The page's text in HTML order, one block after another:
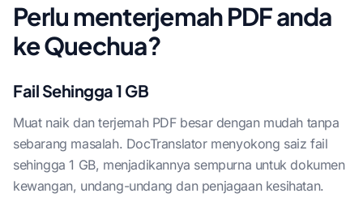
Perlu menterjemah PDF anda
ke Quechua?
Fail Sehingga 1 GB
Muat naik dan terjemah PDF besar dengan mudah tanpa
sebarang masalah. DocTranslator menyokong saiz fail
sehingga 1 GB, menjadikannya sempurna untuk dokumen
kewangan, undang-undang dan penjagaan kesihatan.